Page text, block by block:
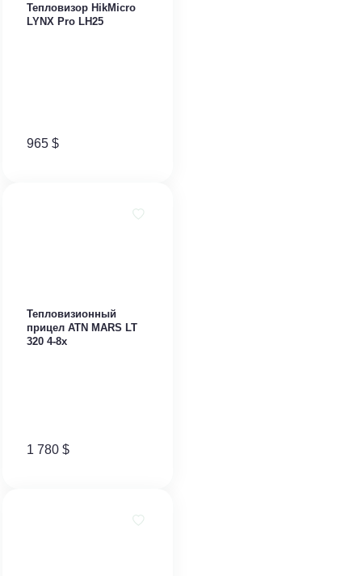
Тепловизор HikMicro
LYNX Pro LH25
965 $
Тепловизионный
прицел ATN MARS LT
320 4-8x
1 780 $